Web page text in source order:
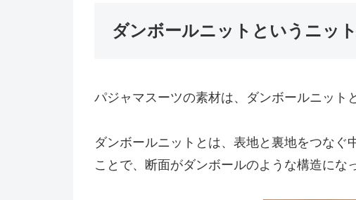
ダンボールニットというニッ
パジャマスーツの素材は、ダンボールニット
ダンボールニットとは、表地と裏地をつなぐ
ことで、断面がダンボールのような構造にな